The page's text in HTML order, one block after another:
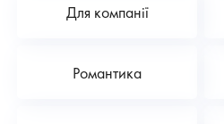
Для компанії
Романтика